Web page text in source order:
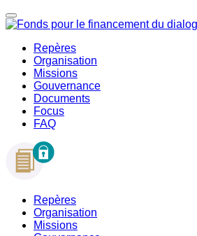
Repères
Organisation
Missions
Gouvernance
Documents
Focus
FAQ
Repères
Organisation
Missions